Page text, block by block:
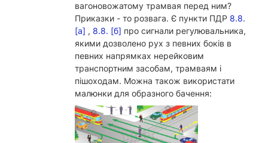
вагоновожатому трамвая перед ним?
Приказки - то розвага. Є пункти ПДР 8.8.
[а] , 8.8. [б] про сигнали регулювальника,
якими дозволено рух з певних боків в
певних напрямках нерейковим
транспортним засобам, трамваям і
пішоходам. Можна також використати
малюнки для образного бачення: